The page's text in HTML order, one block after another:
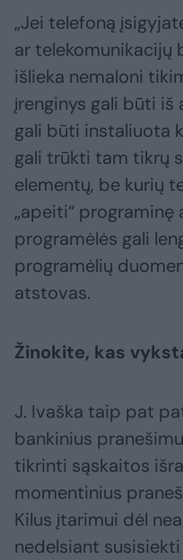
„Jei telefoną
ar telekomunikacijų
išlieka nemaloni
įrenginys gali būti
gali būti instaliuota
gali trūkti tam tikrų
elementų, be kurių
„apeiti“ programinę
programėlės gali
programėlių
atstovas.
Žinokite, kas
J. Ivaška taip pat
bankinius
tikrinti sąskaitos
momentinius
Kilus įtarimui dėl
nedelsiant